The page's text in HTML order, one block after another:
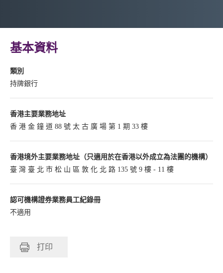
基本資料
類別
持牌銀行
香港主要業務地址
香 港 金 鐘 道 88 號 太 古 廣 場 第 1 期 33 樓
香港境外主要業務地址（只適用於在香港以外成立為法團的機構）
臺 灣 臺 北 市 松 山 區 敦 化 北 路 135 號 9 樓 - 11 樓
認可機構證券業務員工紀錄冊
不適用
打印